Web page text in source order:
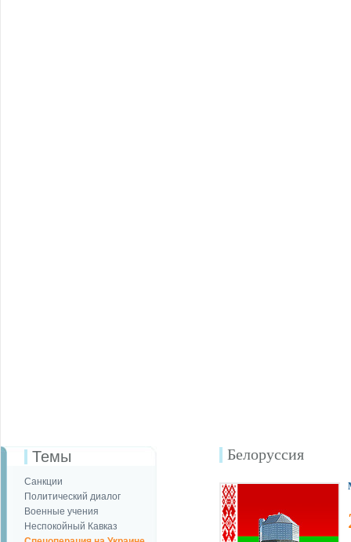
Темы
Санкции
Политический диалог
Военные учения
Неспокойный Кавказ
Белоруссия